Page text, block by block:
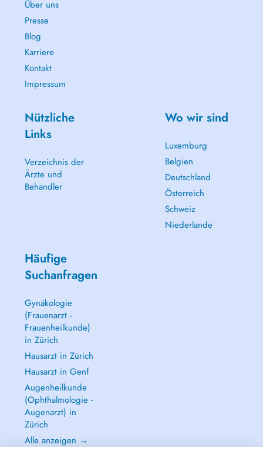
Über uns
Presse
Blog
Karriere
Kontakt
Impressum
Nützliche
Links
Verzeichnis der
Ärzte und
Behandler
Wo wir sind
Luxemburg
Belgien
Deutschland
Österreich
Schweiz
Niederlande
Häufige
Suchanfragen
Gynäkologie
(Frauenarzt -
Frauenheilkunde)
in Zürich
Hausarzt in Zürich
Hausarzt in Genf
Augenheilkunde
(Ophthalmologie -
Augenarzt) in
Zürich
Alle anzeigen →